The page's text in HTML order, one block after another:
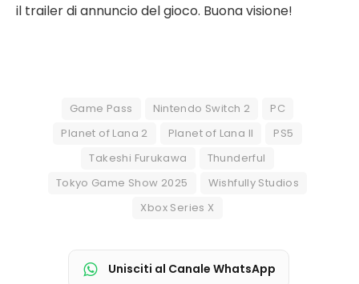
il trailer di annuncio del gioco. Buona visione!
Game Pass Nintendo Switch 2
PC
Planet of Lana 2
Planet of Lana II
PS5
Takeshi Furukawa
Thunderful
Tokyo Game Show 2025
Wishfully Studios
Xbox Series X
Unisciti al Canale WhatsApp